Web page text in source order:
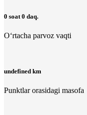
0 soat 0 daq.
O‘rtacha parvoz vaqti
undefined km
Punktlar orasidagi masofa